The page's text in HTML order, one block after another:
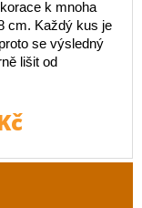
k mnoha
cm. Každý kus je
se výsledný
lišit od